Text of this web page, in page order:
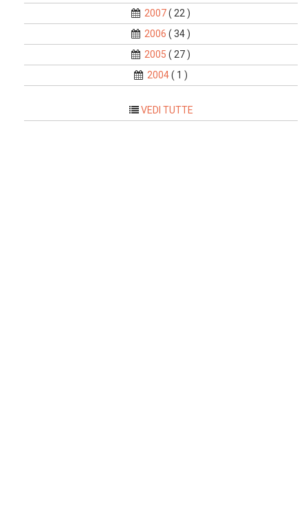
2007( 22 )
2006 ( 34 )
2005 ( 27 )
2004( 1 )
VEDI TUTTE